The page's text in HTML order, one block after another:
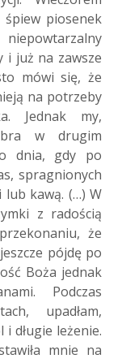
piosenek
i już na zawsze
mówi się, że
na potrzeby
Jednak my,
w drugim
dnia, gdy po
spragnionych
lub kawą. (…) W
z radością
że
pójdę po
Boża jednak
Podczas
upadłam,
i długie leżenie.
mnie na